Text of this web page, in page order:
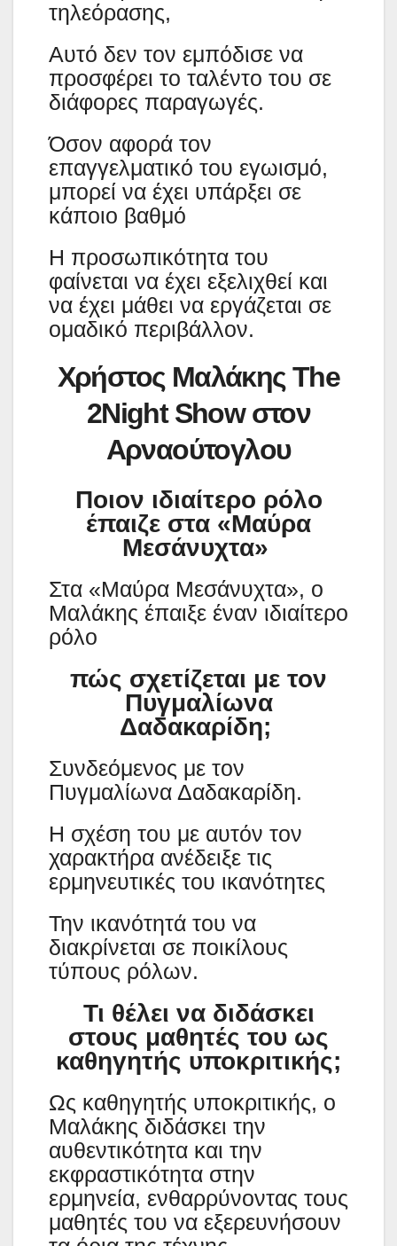
τηλεόρασης,
Αυτό δεν τον εμπόδισε να
προσφέρει το ταλέντο του σε
διάφορες παραγωγές.
Όσον αφορά τον
επαγγελματικό του εγωισμό,
μπορεί να έχει υπάρξει σε
κάποιο βαθμό
Η προσωπικότητα του
φαίνεται να έχει εξελιχθεί και
να έχει μάθει να εργάζεται σε
ομαδικό περιβάλλον.
Χρήστος Μαλάκης The
2Night Showστον
Αρναούτογλου
Ποιον ιδιαίτερο ρόλο
έπαιζε στα «Μαύρα
Μεσάνυχτα»
Στα «Μαύρα Μεσάνυχτα», ο
Μαλάκης έπαιξε έναν ιδιαίτερο
ρόλο
πώς σχετίζεται με τον
Πυγμαλίωνα
Δαδακαρίδη;
Συνδεόμενος με τον
Πυγμαλίωνα Δαδακαρίδη.
Η σχέση του με αυτόν τον
χαρακτήρα ανέδειξε τις
ερμηνευτικές του ικανότητες
Την ικανότητά του να
διακρίνεται σε ποικίλους
τύπους ρόλων.
Τι θέλει να διδάσκει
στους μαθητές του ως
καθηγητής υποκριτικής;
Ως καθηγητής υποκριτικής, ο
Μαλάκης διδάσκει την
αυθεντικότητα και την
εκφραστικότητα στην
ερμηνεία, ενθαρρύνοντας τους
μαθητές του να εξερευνήσουν